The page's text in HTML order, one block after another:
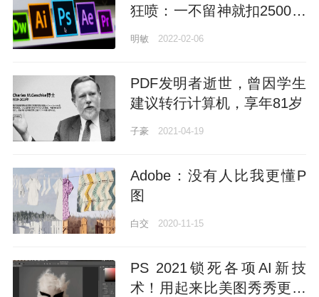
狂喷：一不留神就扣2500，
明敏 2022-02-06
PDF发明者逝世，曾因学生
建议转行计算机，享年81岁
子豪 2021-04-19
Adobe：没有人比我更懂P
图
白交 2020-11-15
PS 2021锁死各项AI新技
术！用起来比美图秀秀更简